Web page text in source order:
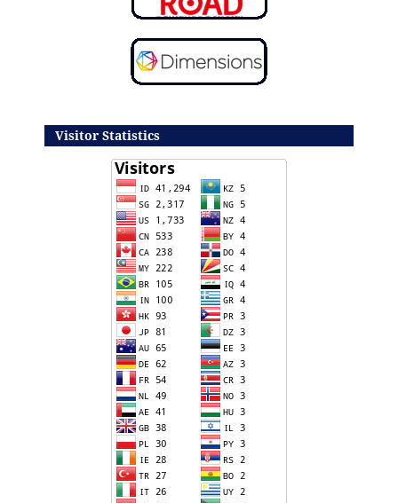
Visitor Statistics